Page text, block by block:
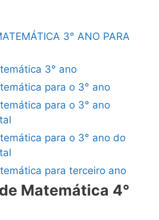
3° ANO PARA
3° ano
para o 3° ano
para o 3° ano
para o 3° ano do
para terceiro ano
Matemática 4°